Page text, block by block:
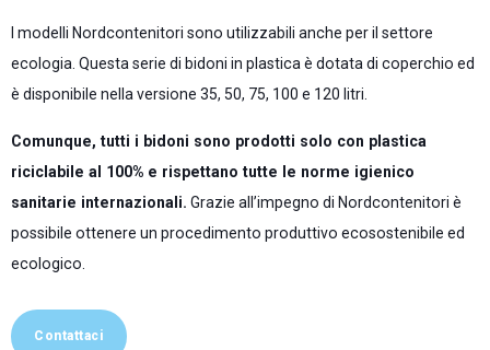
I modelli Nordcontenitori sono utilizzabili anche per il settore
ecologia. Questa serie di bidoni in plastica è dotata di coperchio ed
è disponibile nella versione 35, 50, 75, 100 e 120 litri.
Comunque, tutti i bidoni sono prodotti solo con plastica
riciclabile al 100% e rispettano tutte le norme igienico
sanitarie internazionali. Grazie all’impegno di Nordcontenitori è
possibile ottenere un procedimento produttivo ecosostenibile ed
ecologico.
Contattaci